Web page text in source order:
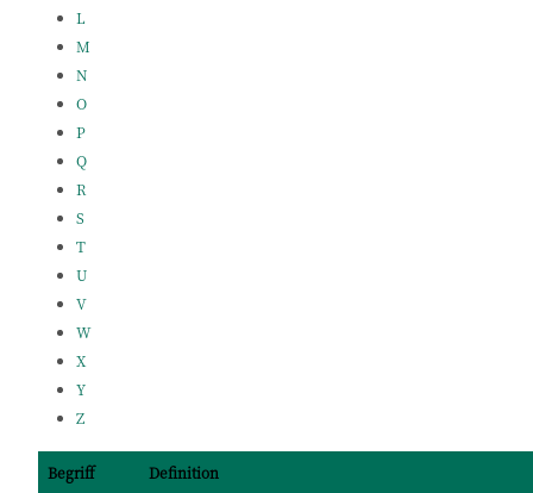
L
M
N
O
P
Q
R
S
T
U
V
W
X
Y
Z
Begriff Definition